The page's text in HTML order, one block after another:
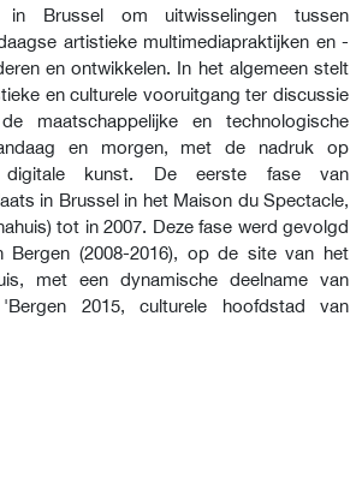
Brussel om uitwisselingen tussen
artistieke multimediapraktijken en -
en ontwikkelen. In het algemeen stelt
en culturele vooruitgang ter discussie
maatschappelijke en technologische
en morgen, met de nadruk op
digitale kunst. De eerste fase van
in Brussel in het Maison du Spectacle,
tot in 2007. Deze fase werd gevolgd
Bergen (2008-2016), op de site van het
met een dynamische deelname van
2015, culturele hoofdstad van